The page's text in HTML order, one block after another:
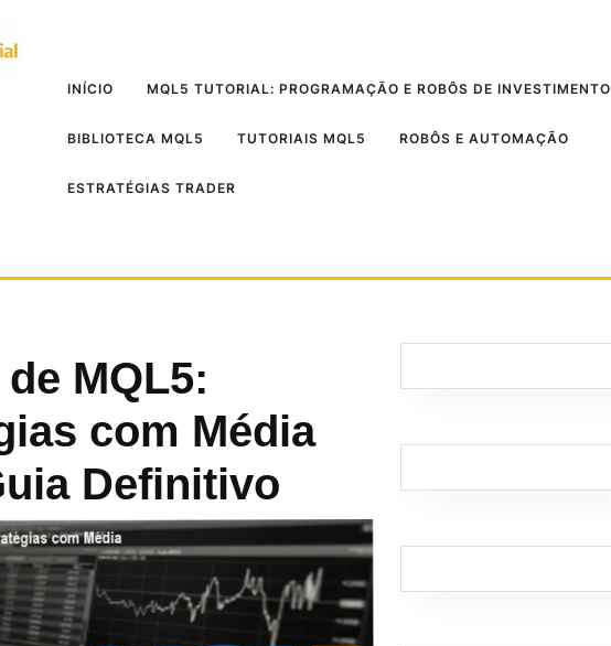
INÍCIO MQL5 TUTORIAL: PROGRAMAÇÃO E ROBÔS DE INVESTIMENTO
BIBLIOTECA MQL5 TUTORIAIS MQL5 ROBÔS E AUTOMAÇÃO
ESTRATÉGIAS TRADER
MQL5:
com Média
Definitivo